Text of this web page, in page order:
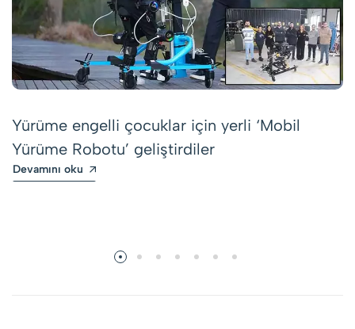
Yürüme engelli çocuklar için yerli ‘Mobil
Yürüme Robotu’ geliştirdiler
Devamını oku